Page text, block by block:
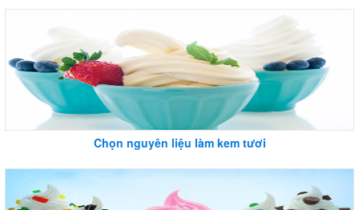
Chọn nguyên liệu làm kem tươi